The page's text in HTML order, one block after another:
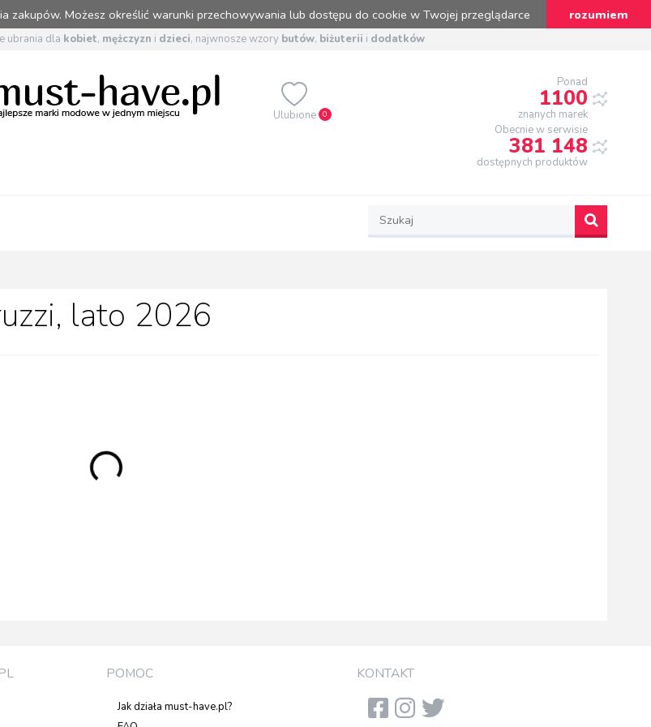
zakupów. Możesz określić warunki przechowywania lub dostępu do cookie w Twojej przeglądarce rozumiem
ubrania dla kobiet, mężczyzn i dzieci, najwnosze wzory butów, biżuterii i dodatków
Ulubione 0
Ponad
1100
znanych marek
Obecnie w serwisie
381 148
dostępnych produktów
lato 2026
POMOC
Jak działa must-have.pl?
KONTAKT